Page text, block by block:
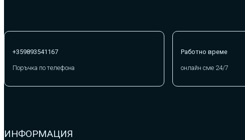
+359893541167
Поръчка по телефона
Работно време
онлайн сме 24/7
ИНФОРМАЦИЯ